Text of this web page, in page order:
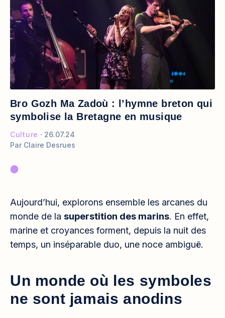
Bro Gozh Ma Zadoù : l’hymne breton qui
symbolise la Bretagne en musique
Culture
26.07.24
Par Claire Desrues
Aujourd’hui, explorons ensemble les arcanes du
monde de la superstition des marins. En effet,
marine et croyances forment, depuis la nuit des
temps, un inséparable duo, une noce ambiguë.
Un monde où les symboles
ne sont jamais anodins